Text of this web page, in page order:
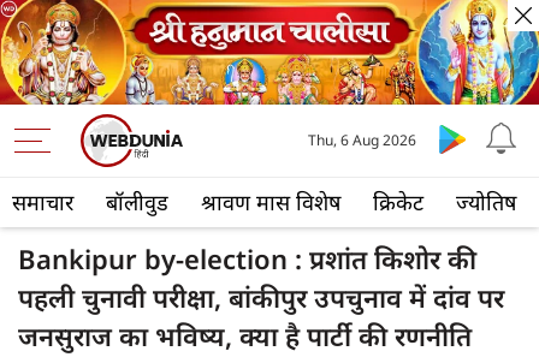
समाचार बॉलीवुड श्रावण मास विशेष क्रिकेट ज्योतिष
Thu, 6 Aug 2026
Bankipur by-election : प्रशांत किशोर की
पहली चुनावी परीक्षा, बांकीपुर उपचुनाव में दांव पर
जनसुराज का भविष्य, क्या है पार्टी की रणनीति